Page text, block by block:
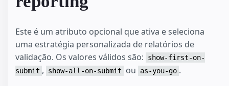
Este é um atributo opcional que ativa e seleciona
uma estratégia personalizada de relatórios de
validação. Os valores válidos são:
show-first-on-
submit , show-all-on-submit ou as-you-go .